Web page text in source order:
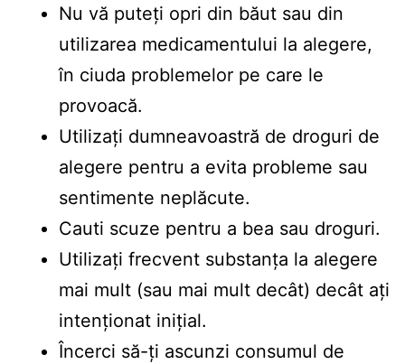
Nu vă puteți opri din băut sau din
utilizarea medicamentului la alegere,
în ciuda problemelor pe care le
provoacă.
Utilizați dumneavoastră de droguri de
alegere pentru a evita probleme sau
sentimente neplăcute.
Cauti scuze pentru a bea sau droguri.
Utilizați frecvent substanța la alegere
mai mult (sau mai mult decât) decât ați
intenționat inițial.
Încerci să-ți ascunzi consumul de